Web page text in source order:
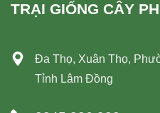
TRẠI GIỐNG CÂY PH
Đa Thọ, Xuân Thọ,
Tỉnh Lâm Đồng